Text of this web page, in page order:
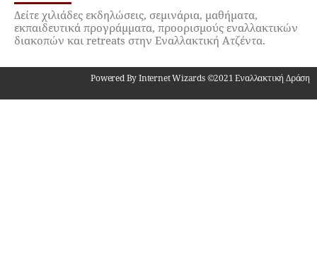
Δείτε χιλιάδες εκδηλώσεις, σεμινάρια, μαθήματα,
εκπαιδευτικά προγράμματα, προορισμούς εναλλακτικών
διακοπών και retreats στην Εναλλακτική Ατζέντα.
Powered By Internet Wizards ©2021 Εναλλακτική Δράση